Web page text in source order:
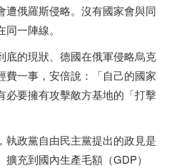
遭俄羅斯侵略。沒有國家會與同
一陣線。
底的現狀、德國在俄軍侵略烏克
費一事，安倍說：「自己的國家
必要擁有攻擊敵方基地的「打擊
執政黨自由民主黨提出的政見是
充到國內生產毛額（GDP）